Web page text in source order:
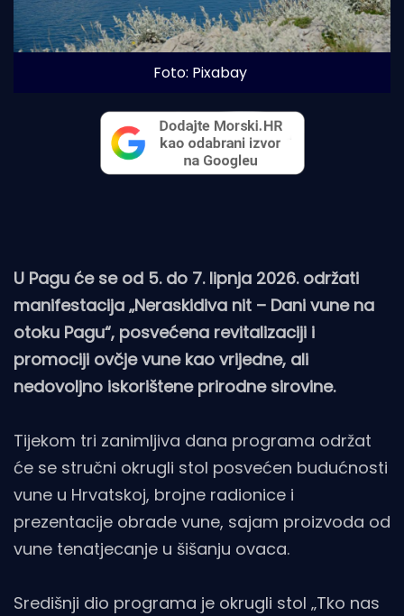
Foto: Pixabay
U Pagu će se od 5. do 7. lipnja 2026. održati
manifestacija „Neraskidiva nit – Dani vune na
otoku Pagu“, posvećena revitalizaciji i
promociji ovčje vune kao vrijedne, ali
nedovoljno iskorištene prirodne sirovine.
Tijekom tri zanimljiva dana programa održat
će se stručni okrugli stol posvećen budućnosti
vune u Hrvatskoj, brojne radionice i
prezentacije obrade vune, sajam proizvoda od
vune tenatjecanje u šišanju ovaca.
Središnji dio programa je okrugli stol „Tko nas